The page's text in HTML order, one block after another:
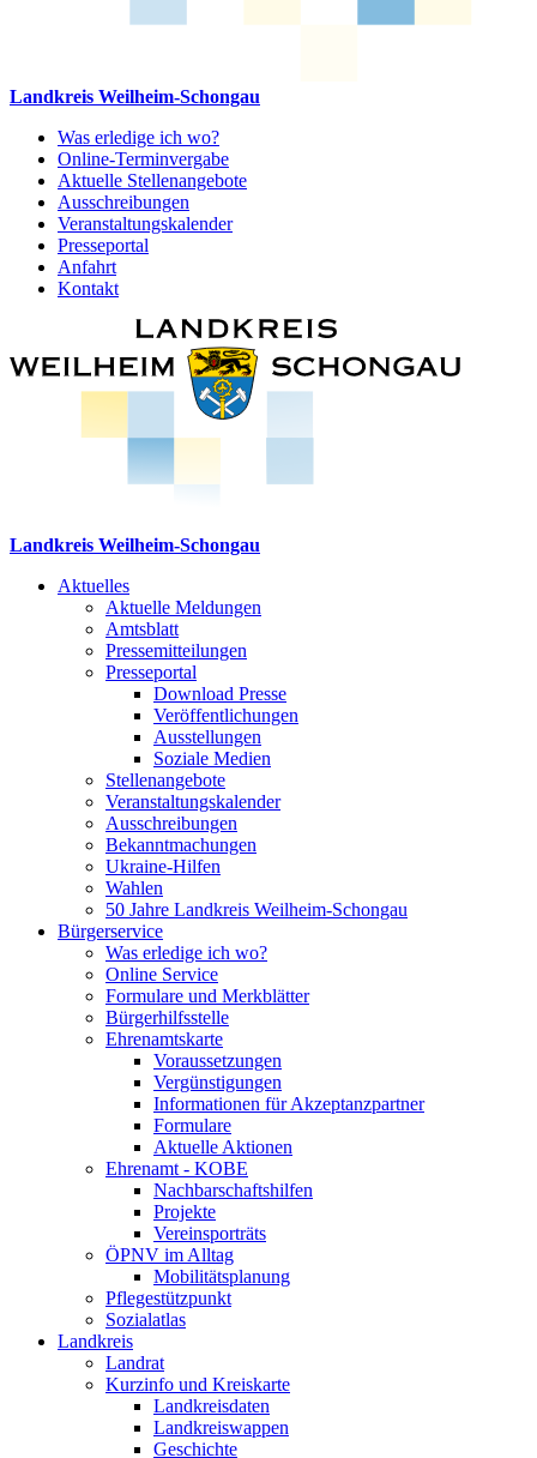
Landkreis Weilheim-Schongau
Was erledige ich wo?
Online-Terminvergabe
Aktuelle Stellenangebote
Ausschreibungen
Veranstaltungskalender
Presseportal
Anfahrt
Kontakt
Landkreis Weilheim-Schongau
Aktuelles
Aktuelle Meldungen
Amtsblatt
Pressemitteilungen
Presseportal
Download Presse
Veröffentlichungen
Ausstellungen
Soziale Medien
Stellenangebote
Veranstaltungskalender
Ausschreibungen
Bekanntmachungen
Ukraine-Hilfen
Wahlen
50 Jahre Landkreis Weilheim-Schongau
Bürgerservice
Was erledige ich wo?
Online Service
Formulare und Merkblätter
Bürgerhilfsstelle
Ehrenamtskarte
Voraussetzungen
Vergünstigungen
Informationen für Akzeptanzpartner
Formulare
Aktuelle Aktionen
Ehrenamt - KOBE
Nachbarschaftshilfen
Projekte
Vereinsporträts
ÖPNV im Alltag
Mobilitätsplanung
Pflegestützpunkt
Sozialatlas
Landkreis
Landrat
Kurzinfo und Kreiskarte
Landkreisdaten
Landkreiswappen
Geschichte